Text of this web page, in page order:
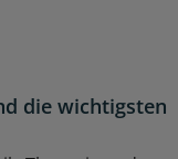
die wichtigsten